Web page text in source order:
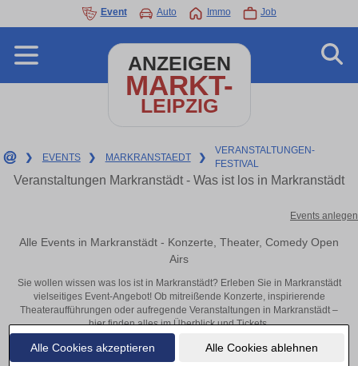
Alle Cookies akzeptieren Alle Cookies ablehnen
Event Auto Immo Job
ANZEIGEN
MARKT-
LEIPZIG
❯ EVENTS ❯ MARKRANSTAEDT ❯
VERANSTALTUNGEN-
FESTIVAL
Veranstaltungen Markranstädt - Was ist los in Markranstädt
Events anlegen
Alle Events in Markranstädt - Konzerte, Theater, Comedy Open
Airs
Sie wollen wissen was los ist in Markranstädt? Erleben Sie in Markranstädt
vielseitiges Event-Angebot! Ob mitreißende Konzerte, inspirierende
Theateraufführungen oder aufregende Veranstaltungen in Markranstädt –
hier finden alles im Überblick und Tickets.